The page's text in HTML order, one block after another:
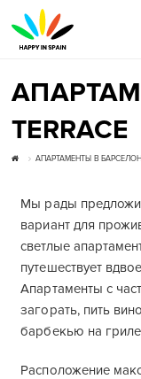
TERRACE
АПАРТАМЕНТЫ В
Мы рады
вариант для
светлые
путешествует
Апартаменты с
загорать, пить
барбекью на
Расположение